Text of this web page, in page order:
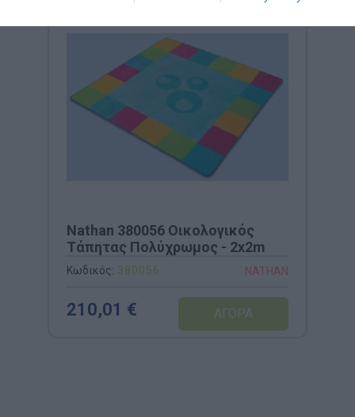
Nathan 380056 Οικολογικός
Τάπητας Πολύχρωμος - 2x2m
Κωδικός: 380056 NATHAN
210,01 €